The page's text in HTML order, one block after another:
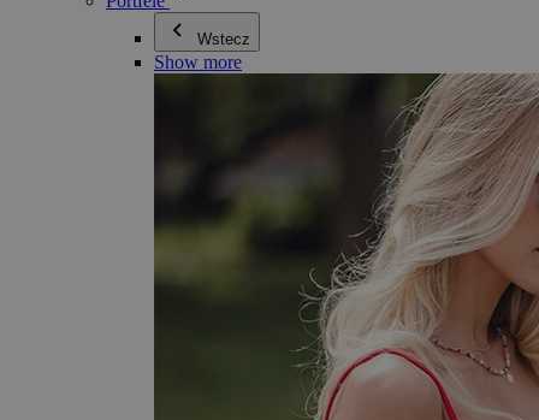
Wstecz
Show more